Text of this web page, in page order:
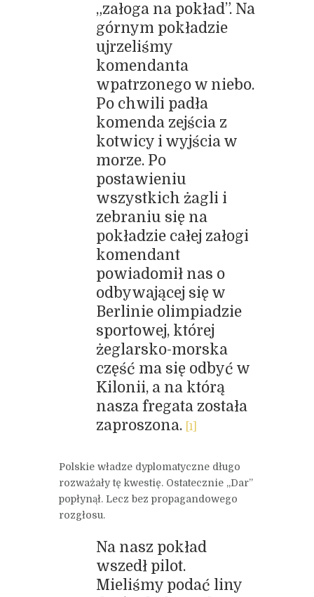
„załoga na pokład”. Na
górnym pokładzie
ujrzeliśmy
komendanta
wpatrzonego w niebo.
Po chwili padła
komenda zejścia z
kotwicy i wyjścia w
morze. Po
postawieniu
wszystkich żagli i
zebraniu się na
pokładzie całej załogi
komendant
powiadomił nas o
odbywającej się w
Berlinie olimpiadzie
sportowej, której
żeglarsko-morska
część ma się odbyć w
Kilonii, a na którą
nasza fregata została
zaproszona.
[1]
Polskie władze dyplomatyczne długo
rozważały tę kwestię. Ostatecznie „Dar”
popłynął. Lecz bez propagandowego
rozgłosu.
Na nasz pokład
wszedł pilot.
Mieliśmy podać liny